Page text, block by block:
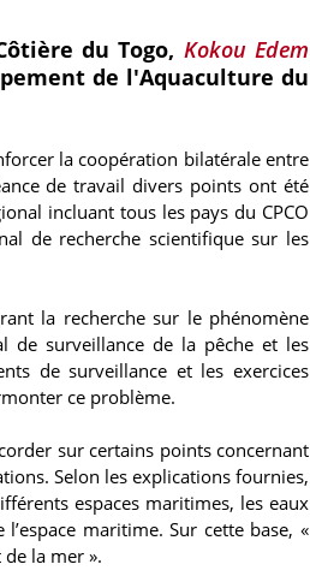
du Togo, Kokou Edem
de l'Aquaculture du
la coopération bilatérale entre
de travail divers points ont été
incluant tous les pays du CPCO
de recherche scientifique sur les
la recherche sur le phénomène
de surveillance de la pêche et les
de surveillance et les exercices
ce problème.
sur certains points concernant
Selon les explications fournies,
espaces maritimes, les eaux
maritime. Sur cette base, «
la mer ».